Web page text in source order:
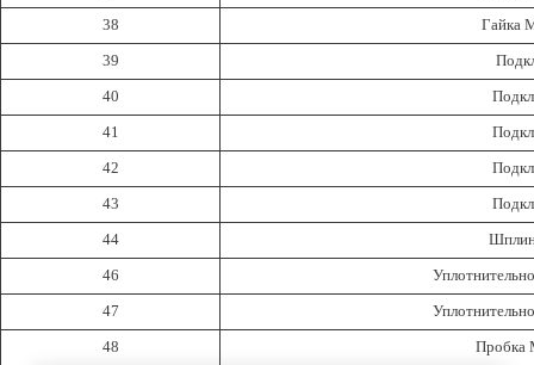
38
Гайка
39
40
41
42
43
44
46
47
48
Пробка